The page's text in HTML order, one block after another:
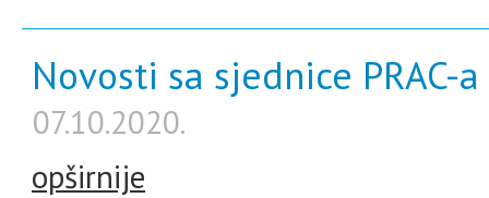
Novosti sa sjednice PRAC-
07.10.2020.
opširnije